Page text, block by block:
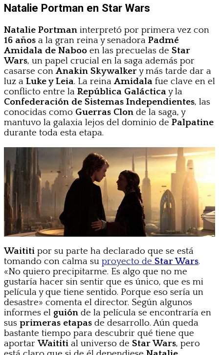
Natalie Portman en Star Wars
Natalie Portman interpretó por primera vez con
16 años a la gran reina y senadora Padmé
Amidala de Naboo en las precuelas de Star
Wars, un papel crucial en la saga además por
casarse con Anakin Skywalkery más tarde dar a
luz a Luke y Leia. La reina Amidala fue clave en el
conflicto entre la República Galácticay la
Confederación de Sistemas Independientes, las
conocidas como Guerras Clon de la saga, y
mantuvo la galaxia lejos del dominio de Palpatine
durante toda esta etapa.
Waititi por su parte ha declarado que se está
tomando con calma su proyecto de Star Wars.
«No quiero precipitarme. Es algo que no me
gustaría hacer sin sentir que es único, que es mi
película y que tiene sentido. Porque eso sería un
desastre» comenta el director. Según algunos
informes el guión de la película se encontraría en
sus primeras etapas de desarrollo. Aún queda
bastante tiempo para descubrir qué tiene que
aportarWaititi al universo de Star Wars, pero